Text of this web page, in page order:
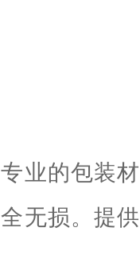
业的包装
无损。提